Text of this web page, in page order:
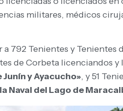
militares, médicos
792 Tenientes y Tenientes
de Corbeta licenciandos y
y Ayacucho», y 51
Naval del Lago de